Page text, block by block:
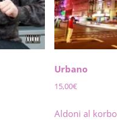
Urbano
15,00€
Aldoni al korbo